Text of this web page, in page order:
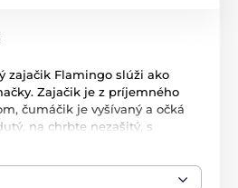
zajačik Flamingo slúži ako
Zajačik je z príjemného
čumáčik je vyšívaný a očká
na chrbte nezašitý, s